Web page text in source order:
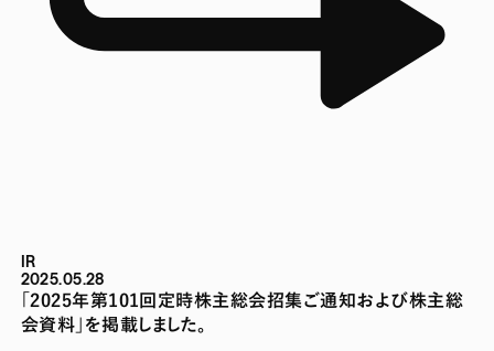
IR
2025.05.28
「2025年第101回定時株主総会招集ご通知および株主総
会資料」を掲載しました。